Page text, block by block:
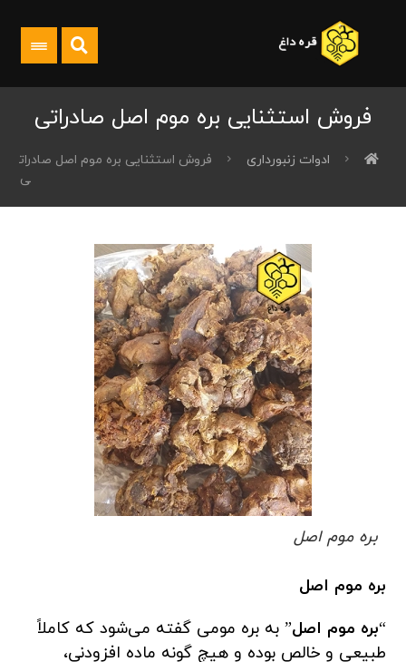
فروش استثنایی بره موم اصل صادراتی
ادوات زنبورداری
فروش استثنایی بره موم اصل صادرات
ی
بره موم اصل
بره موم اصل
“بره موم اصل” به بره مومی گفته می‌شود که کاملاً
طبیعی و خالص بوده و هیچ گونه ماده افزودنی،